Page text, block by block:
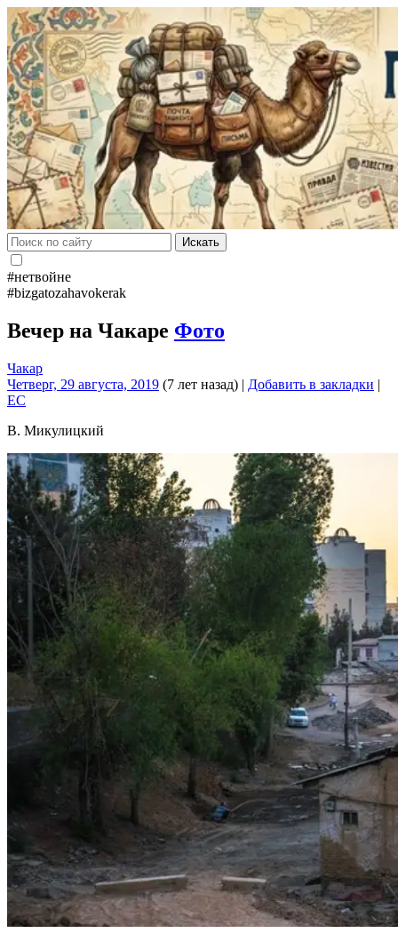
Искать
#нетвойне
#bizgatozahavokerak
Вечер на Чакаре Фото
Чакар
Четверг, 29 августа, 2019 (7 лет назад) | Добавить в закладки |
EC
В. Микулицкий